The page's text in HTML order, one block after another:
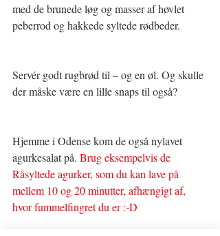
med de brunede løg og masser af høvlet
peberrod og hakkede syltede rødbeder.
Servér godt rugbrød til – og en øl. Og skulle
der måske være en lille snaps til også?
Hjemme i Odense kom de også nylavet
agurkesalat på. Brug eksempelvis de
Råsyltede agurker, som du kan lave på
mellem 10 og 20 minutter, afhængigt af,
hvor fummelfingret du er :-D